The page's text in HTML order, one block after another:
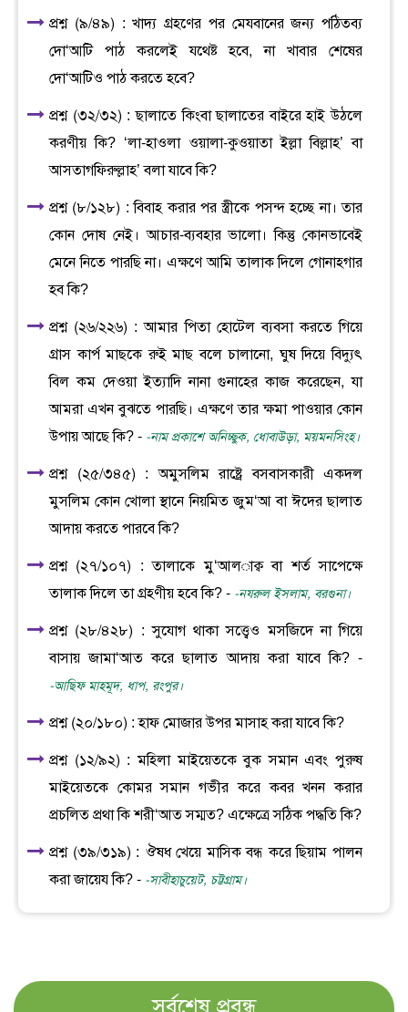
প্রশ্ন (৯/৪৯) : খাদ্য গ্রহণের পর মেযবানের জন্য পঠিতব্য
দো‘আটি পাঠ করলেই যথেষ্ট হবে, না খাবার শেষের
দো‘আটিও পাঠ করতে হবে?
প্রশ্ন (৩২/৩২) : ছালাতে কিংবা ছালাতের বাইরে হাই উঠলে
করণীয় কি? ‘লা-হাওলা ওয়ালা-কুওয়াতা ইল্লা বিল্লাহ’ বা
আসতাগফিরুল্লাহ’ বলা যাবে কি?
প্রশ্ন (৮/১২৮) : বিবাহ করার পর স্ত্রীকে পসন্দ হচ্ছে না। তার
কোন দোষ নেই। আচার-ব্যবহার ভালো। কিন্তু কোনভাবেই
মেনে নিতে পারছি না। এক্ষণে আমি তালাক দিলে গোনাহগার
হব কি?
প্রশ্ন (২৬/২২৬) : আমার পিতা হোটেল ব্যবসা করতে গিয়ে
গ্রাস কার্প মাছকে রুই মাছ বলে চালানো, ঘুষ দিয়ে বিদ্যুৎ
বিল কম দেওয়া ইত্যাদি নানা গুনাহের কাজ করেছেন, যা
আমরা এখন বুঝতে পারছি। এক্ষণে তার ক্ষমা পাওয়ার কোন
উপায় আছে কি? - -নাম প্রকাশে অনিচ্ছুক, ধোবাউড়া, ময়মনসিংহ।
প্রশ্ন (২৫/৩৪৫) : অমুসলিম রাষ্ট্রে বসবাসকারী একদল
মুসলিম কোন খোলা স্থানে নিয়মিত জুম‘আ বা ঈদের ছালাত
আদায় করতে পারবে কি?
প্রশ্ন (২৭/১০৭) : তালাকে মু‘আল­াক্ব বা শর্ত সাপেক্ষে
তালাক দিলে তা গ্রহণীয় হবে কি? - -নযরুল ইসলাম, বরগুনা।
প্রশ্ন (২৮/৪২৮) : সুযোগ থাকা সত্ত্বেও মসজিদে না গিয়ে
বাসায় জামা‘আত করে ছালাত আদায় করা যাবে কি? -
-আছিফ মাহমূদ, ধাপ, রংপুর।
প্রশ্ন (২০/১৮০) : হাফ মোজার উপর মাসাহ করা যাবে কি?
প্রশ্ন (১২/৯২) : মহিলা মাইয়েতকে বুক সমান এবং পুরুষ
মাইয়েতকে কোমর সমান গভীর করে কবর খনন করার
প্রচলিত প্রথা কি শরী‘আত সম্মত? এক্ষেত্রে সঠিক পদ্ধতি কি?
প্রশ্ন (৩৯/৩১৯) : ঔষধ খেয়ে মাসিক বন্ধ করে ছিয়াম পালন
করা জায়েয কি? - -সাবীহাচুয়েট, চট্টগ্রাম।
সর্বশেষ প্রবন্ধ